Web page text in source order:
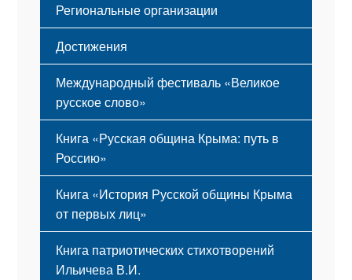
Региональные организации
Достижения
Международный фестиваль «Великое
русское слово»
Книга «Русская община Крыма: путь в
Россию»
Книга «История Русской общины Крыма
от первых лиц»
Книга патриотических стихотворений
Ильичева В.И.